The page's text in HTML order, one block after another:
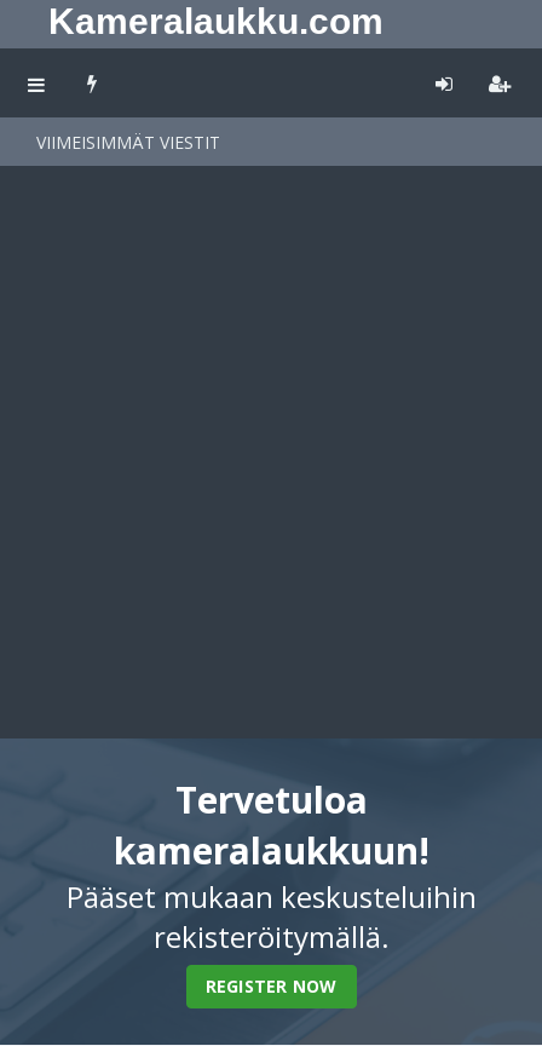
Kameralaukku.com
VIIMEISIMMÄT VIESTIT
Tervetuloa
kameralaukkuun!
Pääset mukaan keskusteluihin
rekisteröitymällä.
REGISTER NOW